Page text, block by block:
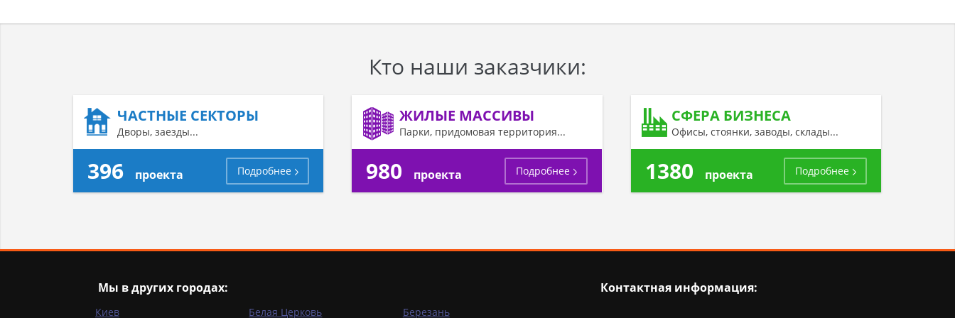
Кто наши заказчики:
ЧАСТНЫЕ СЕКТОРЫ
Дворы, заезды...
396 проекта Подробнее
ЖИЛЫЕ МАССИВЫ
Парки, придомовая территория...
980 проекта Подробнее
СФЕРА БИЗНЕСА
Офисы, стоянки, заводы, склады...
1380 проекта Подробнее
Контактная информация:
Мы в других городах:
Киев Белая Церковь Березань